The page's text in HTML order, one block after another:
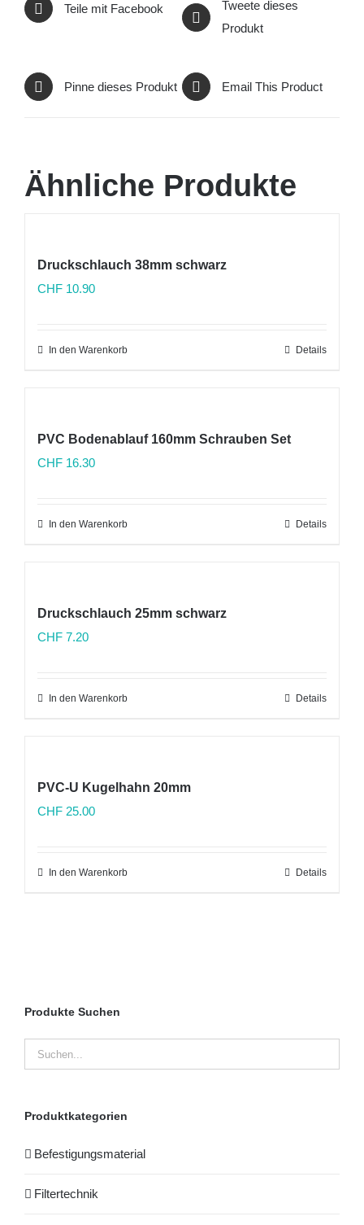
Teile mit Facebook
Tweete dieses
Produkt
Pinne dieses Produkt Email This Product
Ähnliche Produkte
Druckschlauch 38mm schwarz
CHF 10.90
In den Warenkorb Details
PVC Bodenablauf 160mm Schrauben Set
CHF 16.30
In den Warenkorb Details
Druckschlauch 25mm schwarz
CHF 7.20
In den Warenkorb Details
PVC-U Kugelhahn 20mm
CHF 25.00
In den Warenkorb Details
Produkte Suchen
Produktkategorien
Befestigungsmaterial
Filtertechnik